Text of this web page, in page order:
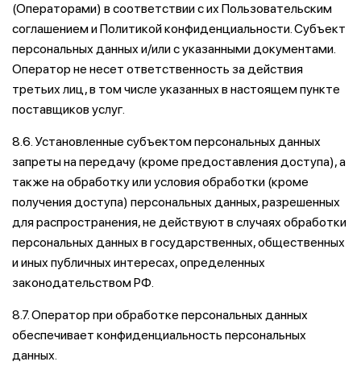
(Операторами) в соответствии с их Пользовательским
соглашением и Политикой конфиденциальности. Субъект
персональных данных и/или с указанными документами.
Оператор не несет ответственность за действия
третьих лиц, в том числе указанных в настоящем пункте
поставщиков услуг.
8.6. Установленные субъектом персональных данных
запреты на передачу (кроме предоставления доступа), а
также на обработку или условия обработки (кроме
получения доступа) персональных данных, разрешенных
для распространения, не действуют в случаях обработки
персональных данных в государственных, общественных
и иных публичных интересах, определенных
законодательством РФ.
8.7. Оператор при обработке персональных данных
обеспечивает конфиденциальность персональных
данных.